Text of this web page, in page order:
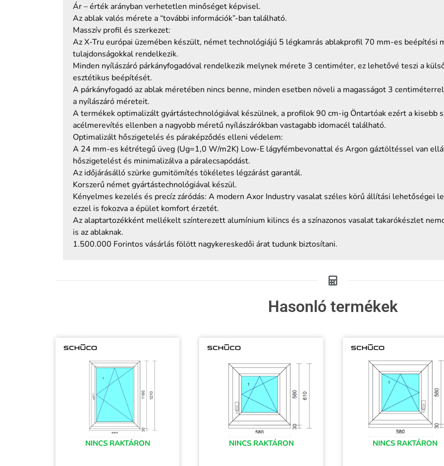
Ár – érték arányban verhetetlen minőséget képvisel.
Az ablak valós mérete a “további információk”-ban található.
Masszív profil és szerkezet:
Az X-Tru európai üzemében készült, német technológiájú 5 légkamrás ablakprofil 70 mm-es beépítési
tulajdonságokkal rendelkezik.
Minden nyílászáró párkányfogadóval rendelkezik melynek mérete 3 centiméter, ez lehetővé teszi a
esztétikus beépítését.
A párkányfogadó az ablak méretében nincs benne, minden esetben növeli a magasságot 3
a nyílászáró méreteit.
A termékek optimalizált gyártástechnológiával készülnek, a profilok 90 cm-ig Öntartóak ezért a kisebb
acélmerevítés ellenben a nagyobb méretű nyílászárókban vastagabb idomacél található.
Optimalizált hőszigetelés és páraképződés elleni védelem:
A 24 mm-es kétrétegű üveg (Ug=1,0 W/m2K) Low-E lágyfémbevonattal és Argon gáztöltéssel van
hőszigetelést és minimalizálva a páralecsapódást.
Az időjárásálló szürke gumitömítés tökéletes légzárást garantál.
Korszerű német gyártástechnológiával készül.
Kényelmes kezelés és precíz záródás: A modern Axor Industry vasalat széles körű állítási lehetőségei
ezzel is fokozva a épület komfort érzetét.
Az alaptartozékként mellékelt színterezett alumínium kilincs és a színazonos vasalat takarókészlet
is az ablaknak.
1.500.000 Forintos vásárlás fölött nagykereskedői árat tudunk biztosítani.
Hasonló termékek
NINCS RAKTÁRON NINCS RAKTÁRON NINCS RAKTÁRON